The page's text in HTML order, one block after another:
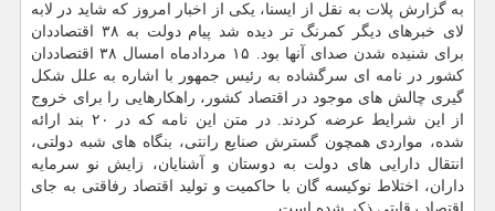
به گزارش پلات به نقل از ایسنا، یكی از اخبار امروز كه شاید در لابه
لای خبرهای دیگر كمرنگ تر دیده شد پیام دولت به ۳۸ اقتصاددان
برای شنیده شدن صدای آنها بود. ۱۵ مردادماه امسال ۳۸ اقتصاددان
كشور در نامه ای سرگشاده به رئیس جمهور با اشاره به علل شكل
گیری چالش های موجود در اقتصاد كشور، راهكارهایی را برای خروج
از این شرایط عرضه كردند. در متن این نامه كه در ۲۰ بند ارائه
شده، مواردی همچون گسترش صنایع رانتی، بنگاه های شبه دولتی،
انتقال دارایی های دولت به دوستان و آشنایان، زایش نو سرمایه
داران، اختلاط نوكیسه گان با حاكمیت و تولید اقتصاد رفاقتی به جای